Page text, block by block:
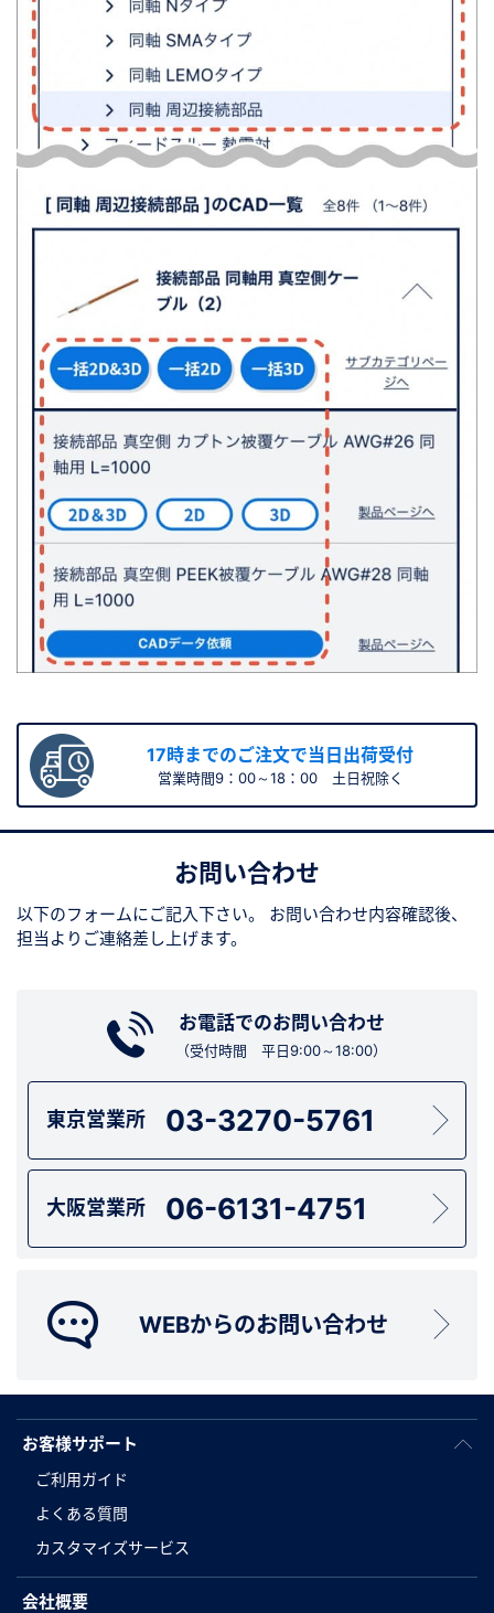
17時までのご注文で当日出荷受付
営業時間9：00～18：00 土日祝除く
お問い合わせ
以下のフォームにご記入下さい。
お問い合わせ内容確認後、
担当よりご連絡差し上げます。
お電話でのお問い合わせ
（受付時間 平日9:00～18:00）
東京営業所 03-3270-5761
大阪営業所 06-6131-4751
WEBからのお問い合わせ
お客様サポート
ご利用ガイド
よくある質問
カスタマイズサービス
会社概要